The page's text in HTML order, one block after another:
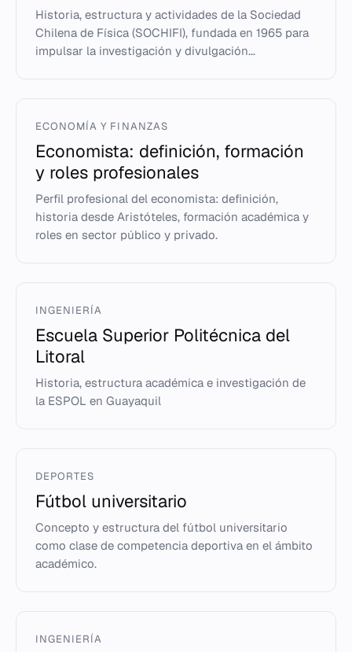
Historia, estructura y actividades de la Sociedad
Chilena de Física (SOCHIFI), fundada en 1965 para
impulsar la investigación y divulgación...
ECONOMÍA Y FINANZAS
Economista: definición, formación
y roles profesionales
Perfil profesional del economista: definición,
historia desde Aristóteles, formación académica y
roles en sector público y privado.
INGENIERÍA
Escuela Superior Politécnica del
Litoral
Historia, estructura académica e investigación de
la ESPOL en Guayaquil
DEPORTES
Fútbol universitario
Concepto y estructura del fútbol universitario
como clase de competencia deportiva en el ámbito
académico.
INGENIERÍA